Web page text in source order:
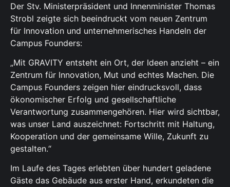
Der Stv. Ministerpräsident und Innenminister Thomas
Strobl zeigte sich beeindruckt vom neuen Zentrum
für Innovation und unternehmerisches Handeln der
Campus Founders:
„Mit GRAVITY entsteht ein Ort, der Ideen anzieht – ein
Zentrum für Innovation, Mut und echtes Machen. Die
Campus Founders zeigen hier eindrucksvoll, dass
ökonomischer Erfolg und gesellschaftliche
Verantwortung zusammengehören. Hier wird sichtbar,
was unser Land auszeichnet: Fortschritt mit Haltung,
Kooperation und der gemeinsame Wille, Zukunft zu
gestalten.“
Im Laufe des Tages erlebten über hundert geladene
Gäste das Gebäude aus erster Hand, erkundeten die